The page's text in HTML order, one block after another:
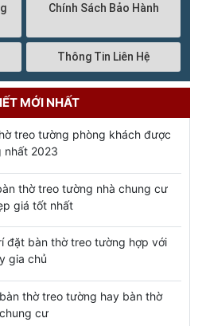
Chính Sách Bảo Hành
Thông Tin Liên Hệ
MỚI NHẤT
treo tường phòng khách được
nhất 2023
thờ treo tường nhà chung cư
giá tốt nhất
đặt bàn thờ treo tường hợp với
gia chủ
thờ treo tường hay bàn thờ
cư